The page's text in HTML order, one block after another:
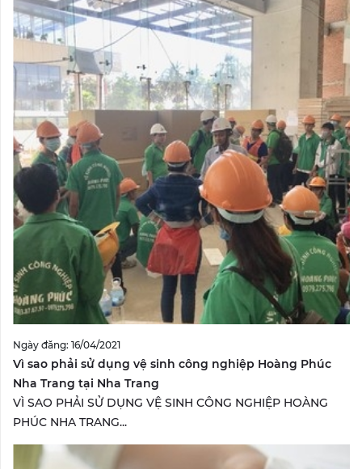
Ngày đăng: 16/04/2021
Vì sao phải sử dụng vệ sinh công nghiệp Hoàng Phúc
Nha Trang tại Nha Trang
VÌ SAO PHẢI SỬ DỤNG VỆ SINH CÔNG NGHIỆP HOÀNG
PHÚC NHA TRANG...